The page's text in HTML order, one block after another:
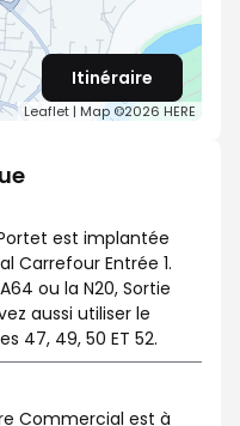
Leaflet | Map ©2026 HERE
Itinéraire
est implantée
Carrefour Entrée 1.
ou la N20, Sortie
aussi utiliser le
47, 49, 50 ET 52.
Commercial est à